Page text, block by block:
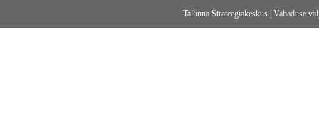
Tallinna Strateegiakeskus Vabaduse